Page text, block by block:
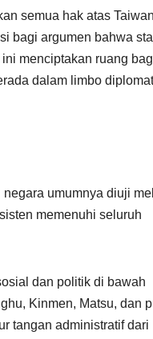
semua hak atas Taiwan
bagi argumen bahwa
menciptakan ruang
dalam limbo
umumnya diuji
memenuhi seluruh
dan politik di bawah
Kinmen, Matsu, dan
tangan administratif dari